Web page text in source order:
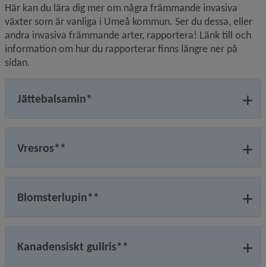
Här kan du lära dig mer om några främmande invasiva
växter som är vanliga i Umeå kommun. Ser du dessa, eller
andra invasiva främmande arter, rapportera! Länk till och
information om hur du rapporterar finns längre ner på
sidan.
Jättebalsamin*
Vresros**
Blomsterlupin**
Kanadensiskt gullris**